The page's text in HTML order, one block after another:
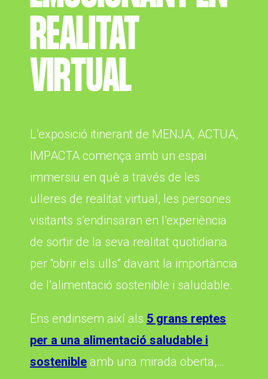
REALITAT
VIRTUAL
L’exposició itinerant de MENJA, ACTUA,
IMPACTA comença amb un espai
immersiu en què a través de les
ulleres de realitat virtual, les persones
visitants s’endinsaran en l’experiència
de sortir de la seva realitat quotidiana
per “obrir els ulls” davant la importància
de l’alimentació sostenible i saludable.
Ens endinsem així als 5 grans reptes
per a una alimentació saludable i
sostenible amb una mirada oberta,…